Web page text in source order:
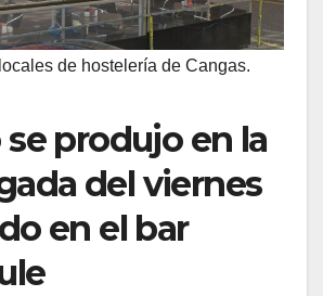
de hostelería de Cangas.
se produjo en la
del viernes
en el bar